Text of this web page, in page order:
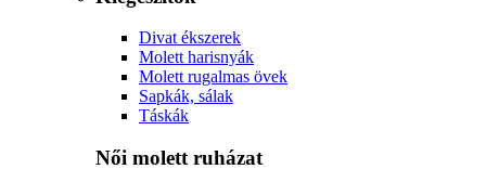
Divat ékszerek
Molett harisnyák
Molett rugalmas övek
Sapkák, sálak
Táskák
Női molett ruházat